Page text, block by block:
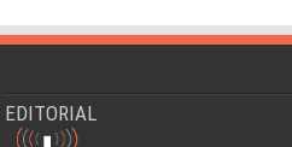
EDITORIAL